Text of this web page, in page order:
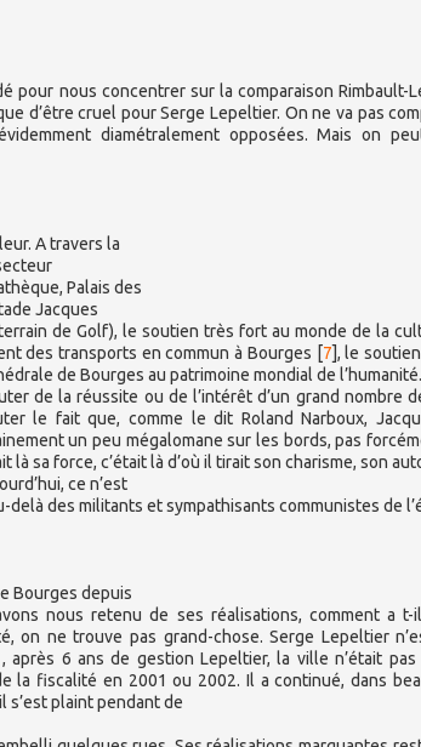
pour nous concentrer sur la comparaison Rimbault-
d’être cruel pour Serge Lepeltier. On ne va pas
diamétralement opposées. Mais on
A travers la
Palais des
Jacques
de Golf), le soutien très fort au monde de la
des transports en commun à Bourges [7], le
de Bourges au patrimoine mondial de
de la réussite ou de l’intérêt d’un grand nombre
le fait que, comme le dit Roland Narboux,
un peu mégalomane sur les bords, pas
sa force, c’était là d’où il tirait son charisme, son
ce n’est
delà des militants et sympathisants communistes de
Bourges depuis
nous retenu de ses réalisations, comment a
on ne trouve pas grand-chose. Serge Lepeltier
6 ans de gestion Lepeltier, la ville n’était
la fiscalité en 2001 ou 2002. Il a continué, dans
s’est plaint pendant de